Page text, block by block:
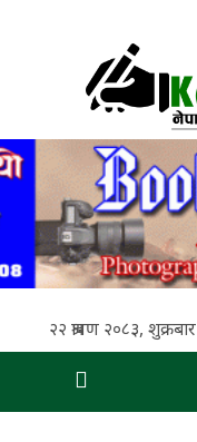
२२ श्रावण २०८३, शुक्रबार